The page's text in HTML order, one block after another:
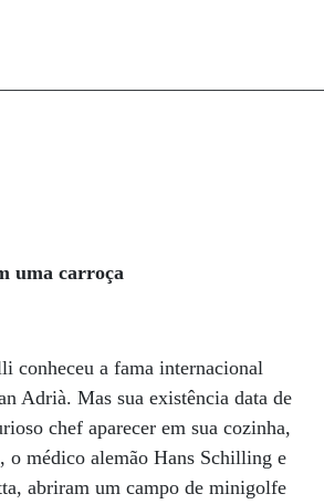
uma carroça
conheceu a fama internacional
Adrià. Mas sua existência data de
chef aparecer em sua cozinha,
o médico alemão Hans Schilling e
abriram um campo de minigolfe